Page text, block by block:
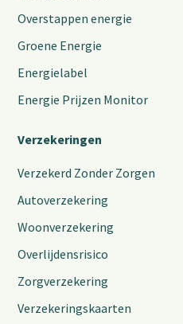
Overstappen energie
Groene Energie
Energielabel
Energie Prijzen Monitor
Verzekeringen
Verzekerd Zonder Zorgen
Autoverzekering
Woonverzekering
Overlijdensrisico
Zorgverzekering
Verzekeringskaarten